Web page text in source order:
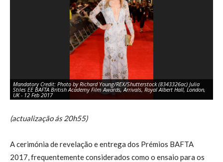
Mandatory Credit: Photo by Richard Young/REX/Shutterstock (8343326ac) Julia
Stiles EE BAFTA British Academy Film Awards, Arrivals, Royal Albert Hall, London,
UK - 12 Feb 2017
(actualização ás 20h55)
A cerimónia de revelação e entrega dos Prémios BAFTA
2017, frequentemente considerados como o ensaio para os